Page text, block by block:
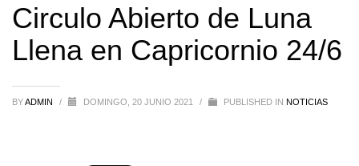
Circulo Abierto de Luna
Llena en Capricornio 24/6
BYADMIN / DOMINGO, 20 JUNIO 2021 / PUBLISHED IN NOTICIAS